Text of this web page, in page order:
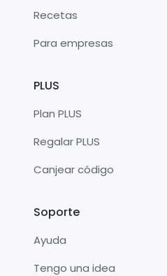
Recetas
Para empresas
PLUS
Plan PLUS
Regalar PLUS
Canjear código
Soporte
Ayuda
Tengo una idea